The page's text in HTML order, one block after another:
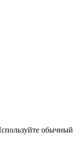
обычный